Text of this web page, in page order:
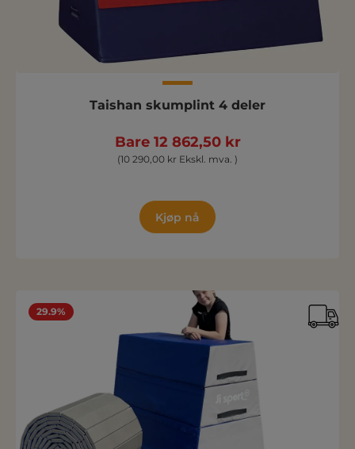
Taishan skumplint 4 deler
Bare 12 862,50 kr
(10 290,00 kr Ekskl. mva. )
Kjøp nå
29.9%